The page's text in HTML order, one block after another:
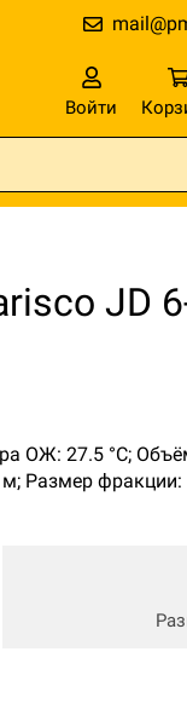
Войти
JD
ОЖ: 27.5 °C;
Размер